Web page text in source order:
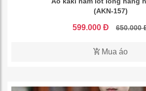
(AKN-157)
599.000 Đ 650.000
Mua áo